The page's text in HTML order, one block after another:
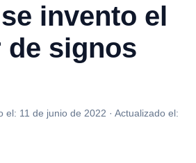
invento el
signos
el: 11 de junio de 2022 · Actualizado el: